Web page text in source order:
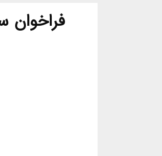
فراخوان